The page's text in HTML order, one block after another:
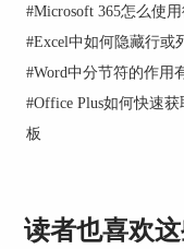
然后会出现一个“
#Microsoft 365怎么使
#Excel中如何隐藏行或
#Word中分节符的作用
#Office Plus如何快速
板
读者也喜欢